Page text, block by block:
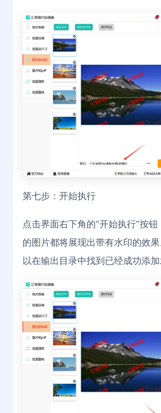
第七步：开始执行
点击界面右下角的“开始执行”按
的图片都将展现出带有水印的效
以在输出目录中找到已经成功添加